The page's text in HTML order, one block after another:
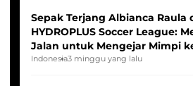
Sepak Terjang Albianca Raula
HYDROPLUS Soccer League:
Jalan untuk Mengejar Mimpi
Indonesia Putri
Indonesia3 minggu yang lalu